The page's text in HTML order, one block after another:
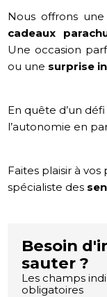
Nous offrons
cadeaux
Une occasion
ou une surprise
En quête d’un défi
l’autonomie en
Faites plaisir à
spécialiste des
Besoin
sauter ?
Les champs
obligatoires